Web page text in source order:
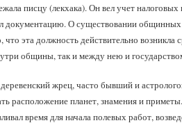
писцу (лекхака). Он вел учет
документацию. О существовании
эта должность действительно возникла
общины, так и между нею и
жрец, часто бывший и
расположение планет, знамения и
время для начала полевых работ,